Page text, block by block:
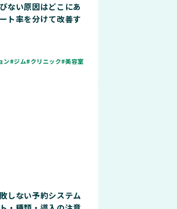
ない原因はどこにあ
ト率を分けて改善す
ン#ジム#クリニック#美容室
しない予約システム